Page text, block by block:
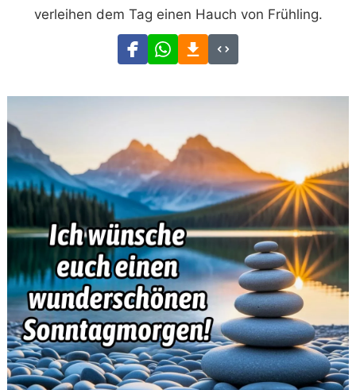
verleihen dem Tag einen Hauch von Frühling.